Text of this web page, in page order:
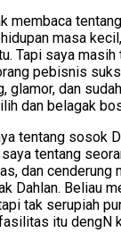
membaca
masa
Tapi saya
pebisnis
glamor, dan
dan belagak
tentang sosok
tentang
dan cenderung
Dahlan. Beliau
tak serupiah
itu dengN